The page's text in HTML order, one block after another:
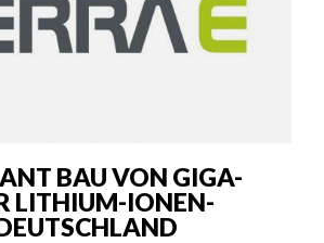
BAU VON GIGA-
LITHIUM-IONEN-